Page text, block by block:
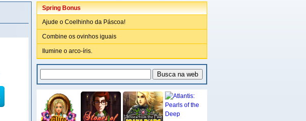
Spring Bonus
Ajude o Coelhinho da Páscoa!
Combine os ovinhos iguais
Ilumine o arco-íris.